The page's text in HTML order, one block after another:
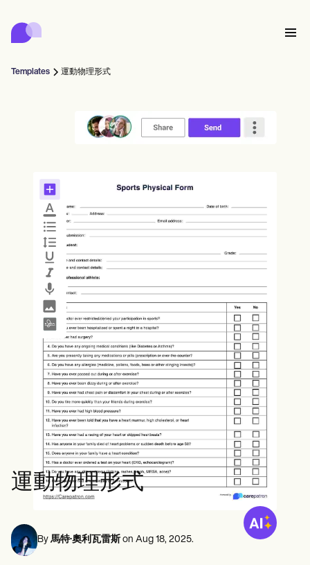
Product
健康紀錄
Community
單人練習者
言語病理學家
心理健康專業人員
社會工作者
營養師和營養學家
物理治療師
按摩治療師
職業治療師
Resources
比較
應用程式指南
Procedure Codes
超級票據模板
肥皂筆記範本
Automatic reminders
Client messaging
SMS and email
Telehealth video
In session notes
AI Scribe
Clinical notes
完成
ePrescribe
NEW
Treatment plans
Invoicing and payments
Insurance claims
診所管理
合規與安全
Carepatron AI
查看完整工作流程
Counselors
Mental health
Psychologists
Therapists
Medical
Dentists
Nurse practitioners
Nurses
Physicians
Psychiatrists
Allied
Dietitians
Nutritionists
Occupational therapists
Physical therapists
Social workers
Speech therapists
Wellness
Acupuncturists
Chiropractors
Health coaches
Life coaches
Massage therapists
Personal trainers
Get started for free
Book a demo
登入
Templates 運動物理形式
運動物理形式
By 馬特·奧利瓦雷斯 on Aug 18, 2025.